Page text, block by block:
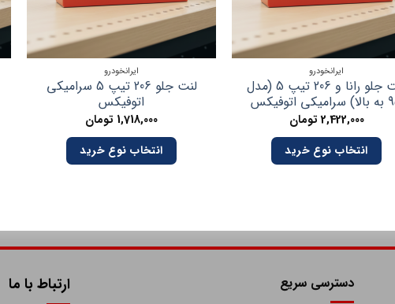
ایرانخودرو
لنت جلو رانا و 206 تیپ 5 (مدل
2,422,000تومان
انتخاب نوع خرید
ایرانخودرو
لنت جلو 206 تیپ 5 سرامیکی
اتوفیکس
1,718,000 تومان
انتخاب نوع خرید
دسترسی سریع ارتباط با ما